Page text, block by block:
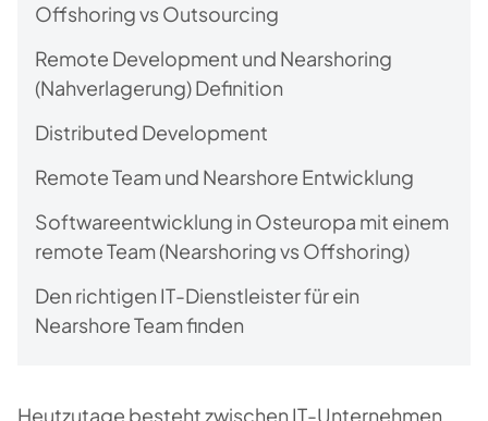
Offshoring vs Outsourcing
Remote Development und Nearshoring
(Nahverlagerung) Definition
Distributed Development
Remote Team und Nearshore Entwicklung
Softwareentwicklung in Osteuropa mit einem
remote Team (Nearshoring vs Offshoring)
Den richtigen IT-Dienstleister für ein
Nearshore Team finden
Heutzutage besteht zwischen IT-Unternehmen